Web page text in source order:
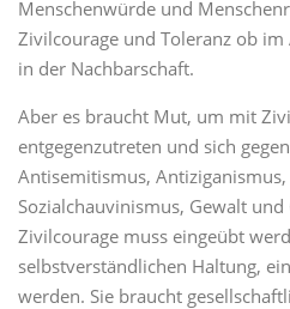
Menschenwürde und
Zivilcourage und Toleranz ob
in der Nachbarschaft.
Aber es braucht Mut, um mit
entgegenzutreten und sich
Antisemitismus, Antiziganismus,
Sozialchauvinismus, Gewalt
Zivilcourage muss eingeübt
selbstverständlichen Haltung,
werden. Sie braucht